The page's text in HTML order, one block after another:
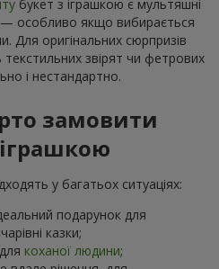
букет з іграшкою є мультяшні
— особливо якщо вибирається
Для оригінальних сюрпризів
звірят чи фетрових
і нестандартно.
замовити
у багатьох ситуаціях:
подарунок для
казки;
коханої людини;